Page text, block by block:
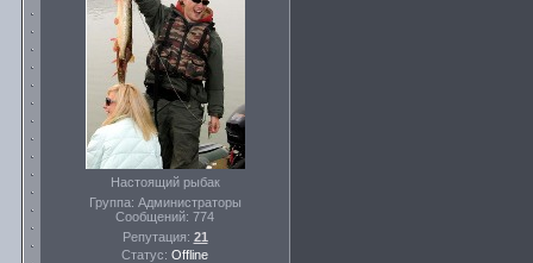
Настоящий рыбак
Группа: Администраторы
Сообщений: 774
Репутация: 21
Статус: Offline